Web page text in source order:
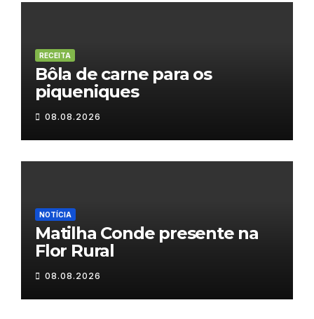
RECEITA
Bôla de carne para os
piqueniques
08.08.2026
NOTÍCIA
Matilha Conde presente na
Flor Rural
08.08.2026